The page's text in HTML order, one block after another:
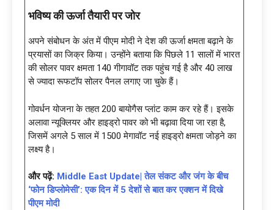
भविष्य की ऊर्जा तैयारी पर जोर
अपने संबोधन के अंत में पीएम मोदी ने देश की ऊर्जा क्षमता बढ़ाने के
प्रयासों का जिक्र किया। उन्होंने बताया कि पिछले 11 सालों में भारत
की सोलर पावर क्षमता 140 गीगावॉट तक पहुंच गई है और 40 लाख
से ज्यादा रूफटॉप सोलर पैनल लगाए जा चुके हैं।
गोवर्धन योजना के तहत 200 बायोगैस प्लांट काम कर रहे हैं। इसके
अलावा न्यूक्लियर और हाइड्रो पावर को भी बढ़ावा दिया जा रहा है,
जिसमें अगले 5 साल में 1500 मेगावॉट नई हाइड्रो क्षमता जोड़ने का
लक्ष्य है।
और पढ़ें: Middle East Update| तेल संकट और जंग के बीच
‘फोन डिप्लोमेसी’: एक दिन में 5 देशों से बात कर एक्शन में दिखे
पीएम मोदी